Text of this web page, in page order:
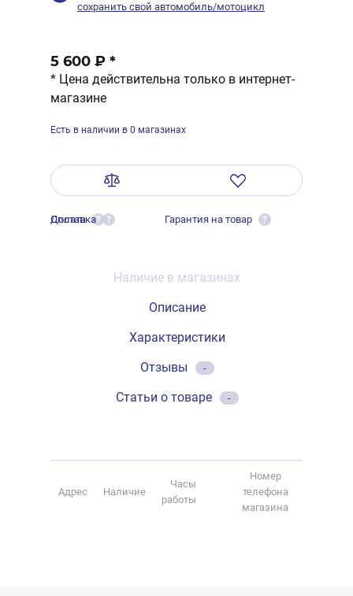
сохранить свой автомобиль/мотоцикл
5 600 ₽ *
* Цена действительна только в интернет-
магазине
Есть в наличии в 0 магазинах
Оплата ?
Доставка ? Гарантия на товар ?
Наличие в магазинах
Описание
Характеристики
Отзывы
-
Статьи о товаре -
Адрес Наличие
Часы
работы
Номер
телефона
магазина